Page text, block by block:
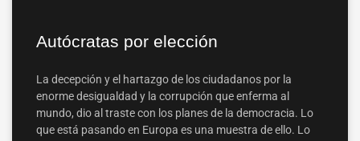
Autócratas por elección
La decepción y el hartazgo de los ciudadanos por la
enorme desigualdad y la corrupción que enferma al
mundo, dio al traste con los planes de la democracia. Lo
que está pasando en Europa es una muestra de ello. Lo